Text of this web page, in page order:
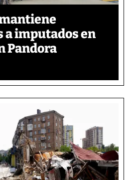
a imputados en
Pandora